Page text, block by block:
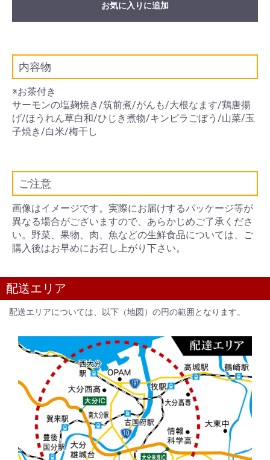
お気に入りに追加
内容物
※お茶付き
サーモンの塩麹焼き/筑前煮/がんも/大根なます/鶏唐揚
げ/ほうれん草白和/ひじき煮物/キンピラごぼう/山菜/玉
子焼き/白米/梅干し
ご注意
画像はイメージです。実際にお届けするパッケージ等が
異なる場合がございますので、あらかじめご了承くださ
い。野菜、果物、肉、魚などの生鮮食品については、ご
購入後はお早めにお召し上がり下さい。
配送エリア
配送エリアについては、以下（地図）の円の範囲となります。